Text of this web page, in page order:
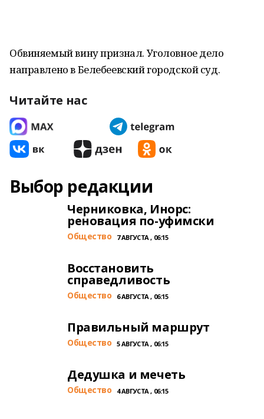
Обвиняемый вину признал. Уголовное дело
направлено в Белебеевский городской суд.
Читайте нас
Выбор редакции
Черниковка, Инорс:
реновация по-уфимски
Общество 7 АВГУСТА , 06:15
Восстановить
справедливость
Общество 6 АВГУСТА , 06:15
Правильный маршрут
Общество 5 АВГУСТА , 06:15
Дедушка и мечеть
Общество 4 АВГУСТА , 06:15